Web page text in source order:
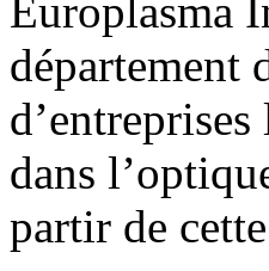
Europlasma
département
dans
partir de